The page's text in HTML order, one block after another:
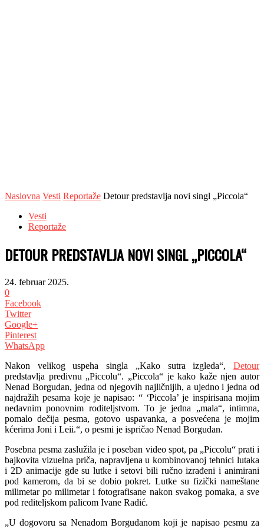
Naslovna Vesti Reportaže Detour predstavlja novi singl „Piccola“
Vesti
Reportaže
DETOUR PREDSTAVLJA NOVI SINGL „PICCOLA“
24. februar 2025.
0
Facebook
Twitter
Google+
Pinterest
WhatsApp
Nakon velikog uspeha singla „Kako sutra izgleda“, Detour
predstavlja predivnu „Piccolu“. „Piccola“ je kako kaže njen autor
Nenad Borgudan, jedna od njegovih najličnijih, a ujedno i jedna od
najdražih pesama koje je napisao: “ ‘Piccola’ je inspirisana mojim
nedavnim ponovnim roditeljstvom. To je jedna „mala“, intimna,
pomalo dečija pesma, gotovo uspavanka, a posvećena je mojim
kćerima Joni i Leii.“, o pesmi je ispričao Nenad Borgudan.
Posebna pesma zaslužila je i poseban video spot, pa „Piccolu“ prati i
bajkovita vizuelna priča, napravljena u kombinovanoj tehnici lutaka
i 2D animacije gde su lutke i setovi bili ručno izrađeni i animirani
pod kamerom, da bi se dobio pokret. Lutke su fizički nameštane
milimetar po milimetar i fotografisane nakon svakog pomaka, a sve
pod rediteljskom palicom Ivane Radić.
„U dogovoru sa Nenadom Borgudanom koji je napisao pesmu za